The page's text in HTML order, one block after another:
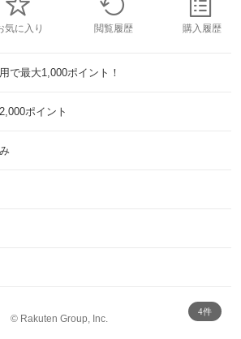
4件
気に入り 閲覧履歴 購入履歴
で最大1,000ポイント！
ポイント
© Rakuten Group, Inc.